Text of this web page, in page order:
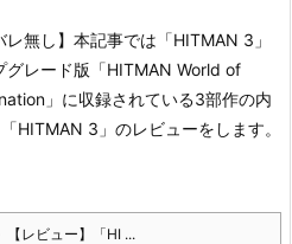
レ無し】本記事では「HITMAN 3」
グレード版「HITMAN World of
」に収録されている3部作の内
HITMAN 3」のレビューをします。
【レビュー】「HI ...